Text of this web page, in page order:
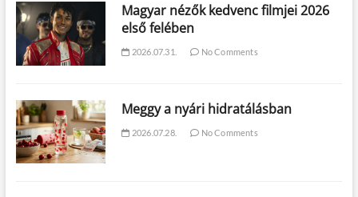
Magyar nézők kedvenc filmjei 2026
első felében
2026.07.31. No Comments
Meggy a nyári hidratálásban
2026.07.28. No Comments